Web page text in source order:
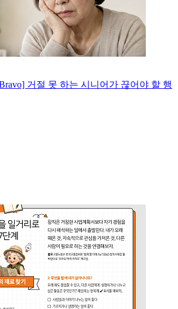
거절 못 하는 시니어가 끊어야 할 행